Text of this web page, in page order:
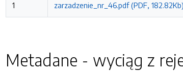
1 zarzadzenie_nr_46.pdf (PDF, 182.82Kb)
Metadane - wyciąg z